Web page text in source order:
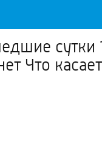
сутки
Что